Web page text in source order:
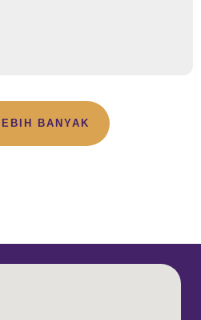
BANYAK